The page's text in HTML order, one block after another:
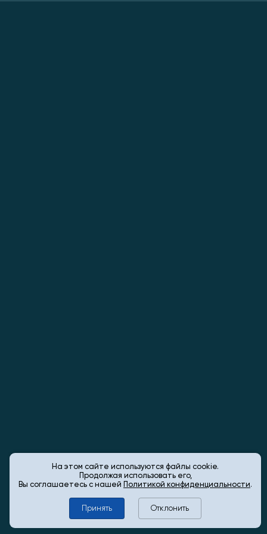
На этом сайте используются файлы cookie.
Продолжая использовать его,
Вы соглашаетесь с нашей Политикой конфиденциальности.
Принять Отклонить